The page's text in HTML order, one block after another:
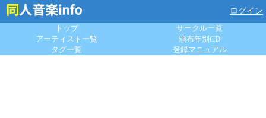
ログイン
トップ
サークル一覧
アーティスト一覧
頒布年別CD
タグ一覧
登録マニュアル